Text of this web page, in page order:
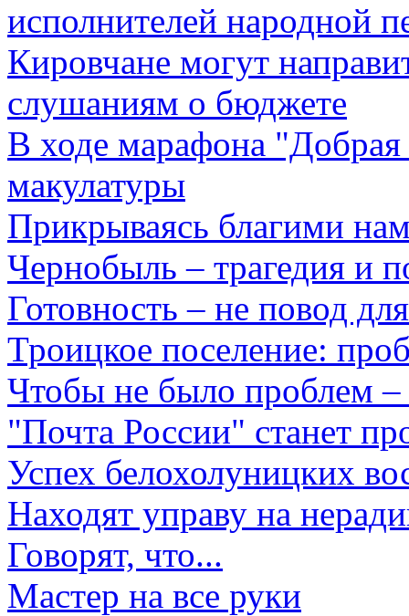
исполнителей народной
Кировчане могут
слушаниям о бюджете
В ходе марафона
макулатуры
Прикрываясь благими
Чернобыль – трагедия и
Готовность – не повод
Троицкое поселение:
Чтобы не было проблем
"Почта России" станет
Успех белохолуницких
Находят управу на
Говорят, что...
Мастер на все руки